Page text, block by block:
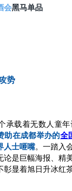
会黑马单品
势
承载着无数人童
助在成都举办的全
人士咂嘴。一踏入
论是巨幅海报、精
彰显着旭日升冰红